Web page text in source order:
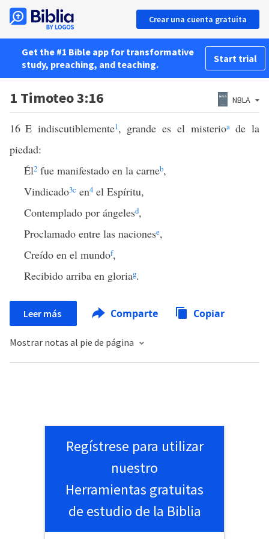
Crear una cuenta gratuita
Get the #1 Bible app for transformative
study, preaching, and teaching.
Start trial
1 Timoteo 3:16 NBLA
16 E indiscutiblemente1, grande es el misterioade la
piedad:
Él2 fue manifestado en la carneb,
Vindicado3c en4 el Espíritu,
Contemplado por ángelesd,
Proclamado entre las nacionese,
Creído en el mundof,
Recibido arriba en gloriag.
Leer más Comparte Copiar
Mostrar notas al pie de página
Regístrese para utilizar
nuestro
Herramientas gratuitas
de estudio de la Biblia